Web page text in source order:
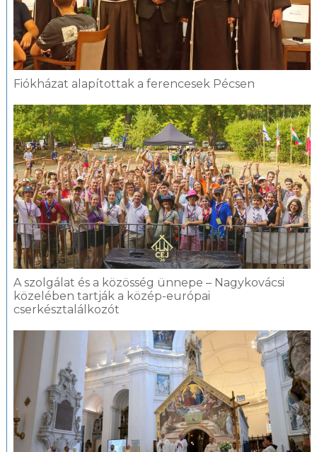
Fiókházat alapítottak a ferencesek Pécsen
A szolgálat és a közösség ünnepe – Nagykovácsi
közelében tartják a közép-európai
cserkésztalálkozót